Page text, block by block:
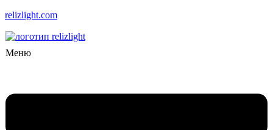
relizlight.com
Меню